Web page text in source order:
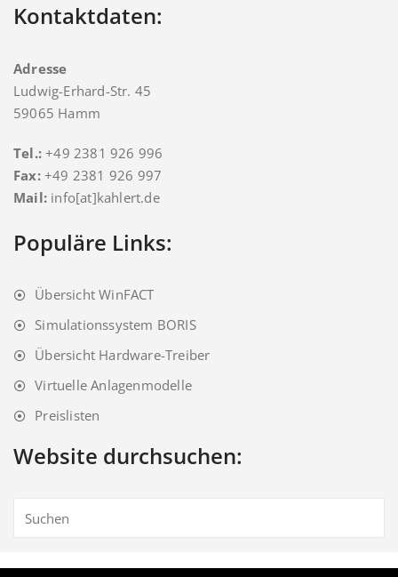
Kontaktdaten:
Adresse
Ludwig-Erhard-Str. 45
59065 Hamm
Tel.:+49 2381 926 996
Fax: +49 2381 926 997
Mail: info[at]kahlert.de
Populäre Links:
Übersicht WinFACT
Simulationssystem BORIS
Übersicht Hardware-Treiber
Virtuelle Anlagenmodelle
Preislisten
Website durchsuchen: